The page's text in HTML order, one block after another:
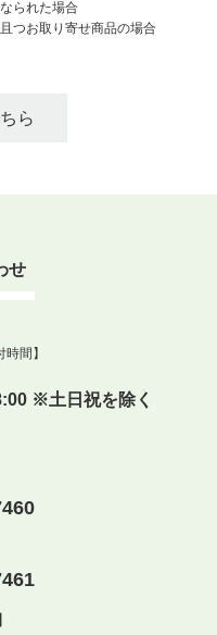
られた場合
つお取り寄せ商品の場合
ら
せ
時間】
※土日祝を除く